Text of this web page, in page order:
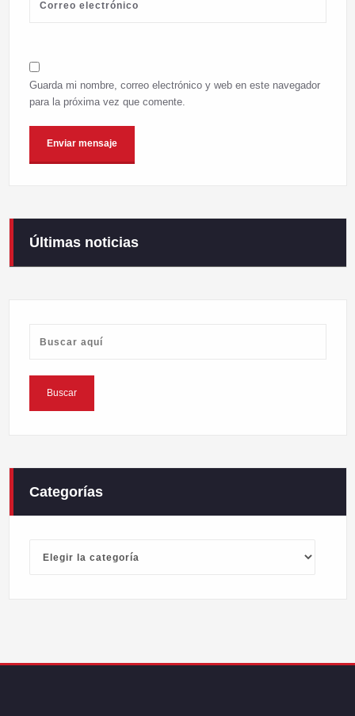
Guarda mi nombre, correo electrónico y web en este navegador
para la próxima vez que comente.
Últimas noticias
Campaneirus 2026
Categorías